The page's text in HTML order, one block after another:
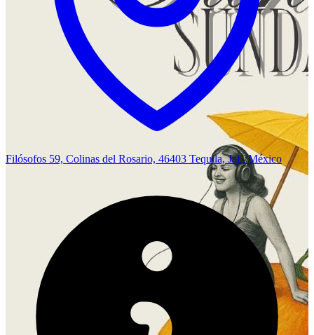
Filósofos 59, Colinas del Rosario, 46403 Tequila, Jal., México